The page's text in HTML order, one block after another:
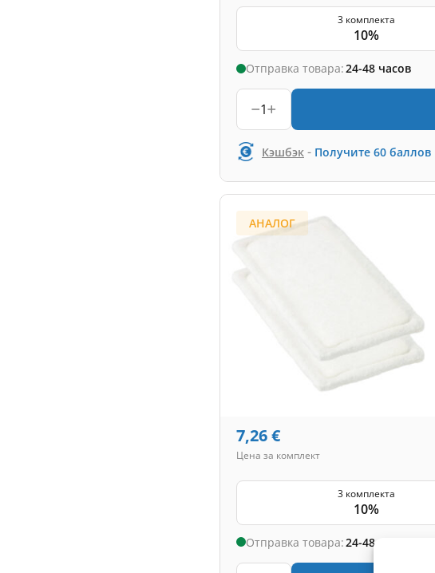
3 комплекта
10%
Отправка товара:24-48 часов
1
Кэшбэк - Получите 60 баллов
АНАЛОГ
7,26€
Цена за комплект
3 комплекта
10%
Отправка товара:24-48 часов